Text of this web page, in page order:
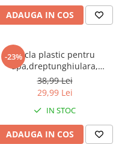
ADAUGA IN COS
-23%Sticla plastic pentru
apa,dreptunghiulara,
Spiderman Urban Web 530ml
38,99 Lei
29,99 Lei
IN STOC
ADAUGA IN COS